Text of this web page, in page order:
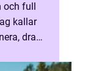
och full
kallar
dra